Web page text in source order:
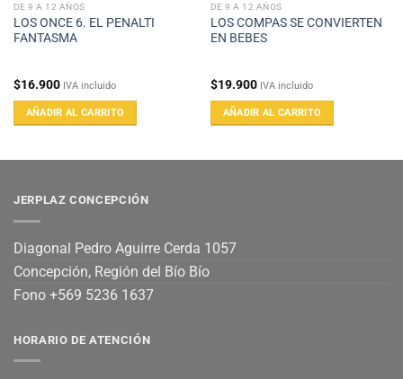
DE 9 A 12 AÑOS
LOS ONCE 6. EL PENALTI
FANTASMA
$16.900 IVA incluido
AÑADIR AL CARRITO
DE 9 A 12 AÑOS
LOS COMPAS SE CONVIERTEN
EN BEBES
$19.900 IVA incluido
AÑADIR AL CARRITO
JERPLAZ CONCEPCIÓN
Diagonal Pedro Aguirre Cerda 1057
Concepción, Región del Bío Bío
Fono +569 5236 1637
HORARIO DE ATENCIÓN